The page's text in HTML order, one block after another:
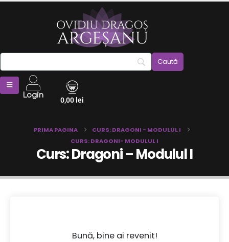
Login 0,00 lei
PRIMA PAGINA
CURS: DRAGONI - MODULUL I
CURS: DRAGONI- MODULUL I
Curs: Dragoni – Modulul I
Bună, bine ai revenit!